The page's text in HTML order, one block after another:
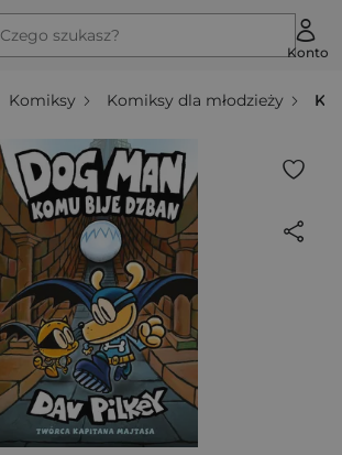
Czego szukasz?
Konto
Komiksy Komiksy dla młodzieży